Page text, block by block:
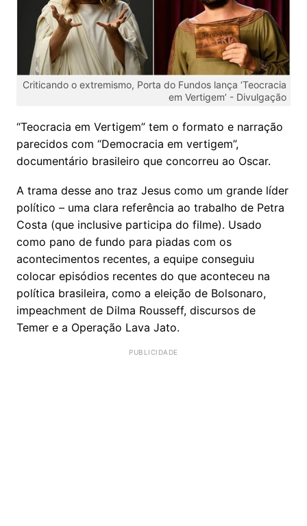
Criticando o extremismo, Porta do Fundos lança ‘Teocracia
em Vertigem’ - Divulgação
“Teocracia em Vertigem” tem o formato e narração
parecidos com “Democracia em vertigem”,
documentário brasileiro que concorreu ao Oscar.
A trama desse ano traz Jesus como um grande líder
político – uma clara referência ao trabalho de Petra
Costa (que inclusive participa do filme). Usado
como pano de fundo para piadas com os
acontecimentos recentes, a equipe conseguiu
colocar episódios recentes do que aconteceu na
política brasileira, como a eleição de Bolsonaro,
impeachment de Dilma Rousseff, discursos de
Temer e a Operação Lava Jato.